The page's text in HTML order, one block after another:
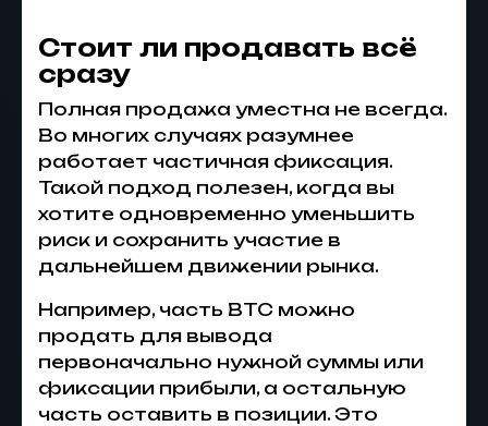
Стоит ли продавать всё
сразу
Полная продажа уместна не всегда.
Во многих случаях разумнее
работает частичная фиксация.
Такой подход полезен, когда вы
хотите одновременно уменьшить
риск и сохранить участие в
дальнейшем движении рынка.
Например, часть BTC можно
продать для вывода
первоначально нужной суммы или
фиксации прибыли, а остальную
часть оставить в позиции. Это